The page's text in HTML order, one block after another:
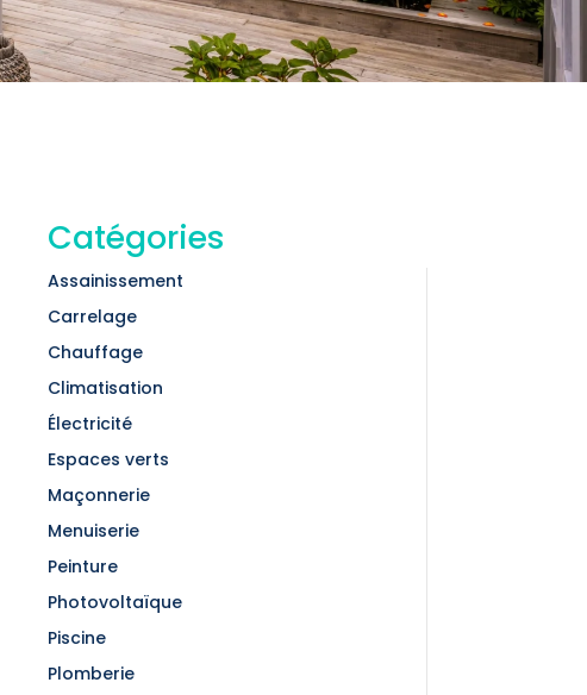
Catégories
Assainissement
Carrelage
Chauffage
Climatisation
Électricité
Espaces verts
Maçonnerie
Menuiserie
Peinture
Photovoltaïque
Piscine
Plomberie